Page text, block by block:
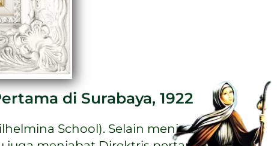
di Surabaya, 1922